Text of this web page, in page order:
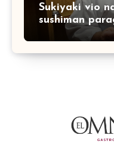
Sukiyaki vio
sushiman